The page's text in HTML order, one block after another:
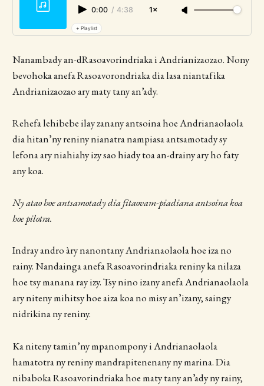
0:00 / 4:38 1×
+ Playlist
Nanambady an-dRasoavorindriaka i Andrianizaozao. Nony
bevohoka anefa Rasoavorondriaka dia lasa niantafika
Andrianizaozao ary maty tany an’ady.
Rehefa lehibebe ilay zanany antsoina hoe Andrianaolaola
dia hitan’ny reniny nianatra nampiasa antsamotady sy
lefona ary niahiahy izy sao hiady toa an-drainy ary ho faty
any koa.
Ny atao hoe antsamotady dia fitaovam-piadiana antsoina koa
hoe pilotra.
Indray andro àry nanontany Andrianaolaola hoe iza no
rainy. Nandainga anefa Rasoavorindriaka reniny ka nilaza
hoe tsy manana ray izy. Tsy nino izany anefa Andrianaolaola
ary niteny mihitsy hoe aiza koa no misy an’izany, saingy
nidrikina ny reniny.
Ka niteny tamin’ny mpanompony i Andrianaolaola
hamatotra ny reniny mandrapitenenany ny marina. Dia
nibaboka Rasoavorindriaka hoe maty tany an’ady ny rainy,